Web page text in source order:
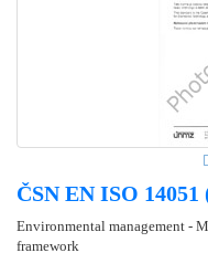
ČSN EN ISO 14051
Environmental management -
framework